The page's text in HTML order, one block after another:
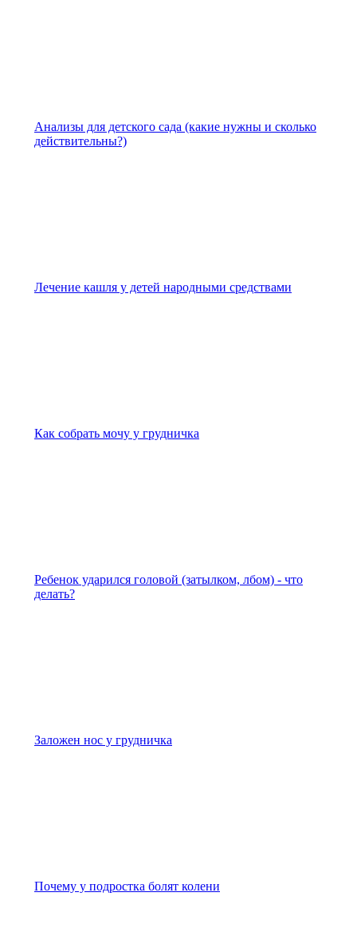
Анализы для детского сада (какие нужны и сколько
действительны?)
Лечение кашля у детей народными средствами
Как собрать мочу у грудничка
Ребенок ударился головой (затылком, лбом) - что
делать?
Заложен нос у грудничка
Почему у подростка болят колени